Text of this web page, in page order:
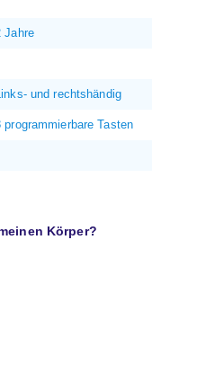
Jahre
und rechtshändig
programmierbare Tasten
Körper?